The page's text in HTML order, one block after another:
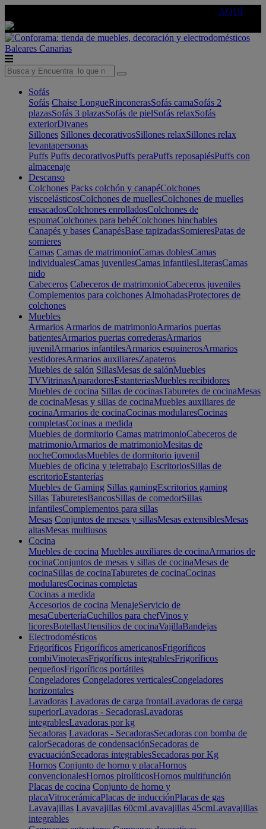
AQUÍ
Baleares Canarias
Sofás
Sofás Chaise LongueRinconerasSofás camaSofás 2
plazasSofás 3 plazasSofás de pielSofás relaxSofás
exteriorDivanes
Sillones Sillones decorativosSillones relaxSillones relax
levantapersonas
Puffs Puffs decorativosPuffs peraPuffs reposapiésPuffs con
almacenaje
Descanso
Colchones Packs colchón y canapéColchones
viscoelásticosColchones de muellesColchones de muelles
ensacadosColchones enrolladosColchones de
espumaColchones para bebéColchones hinchables
Canapés y bases CanapésBase tapizadasSomieresPatas de
somieres
Camas Camas de matrimonioCamas doblesCamas
individualesCamas juvenilesCamas infantilesLiterasCamas
nido
Cabeceros Cabeceros de matrimonioCabeceros juveniles
Complementos para colchones AlmohadasProtectores de
colchones
Muebles
Armarios Armarios de matrimonioArmarios puertas
batientesArmarios puertas correderasArmarios
juvenilArmarios infantilesArmarios esquinerosArmarios
vestidoresArmarios auxiliaresZapateros
Muebles de salón SillasMesas de salónMuebles
TVVitrinasAparadoresEstanteriasMuebles recibidores
Muebles de cocina Sillas de cocinasTaburetes de cocinaMesas
de cocinaMesas y sillas de cocinaMuebles auxiliares de
cocinaArmarios de cocinaCocinas modularesCocinas
completasCocinas a medida
Muebles de dormitorio Camas matrimonioCabeceros de
matrimonioArmarios de matrimonioMesitas de
nocheComodasMuebles de dormitorio juvenil
Muebles de oficina y teletrabajo EscritoriosSillas de
escritorioEstanterías
Muebles de Gaming Sillas gamingEscritorios gaming
Sillas TaburetesBancosSillas de comedorSillas
infantilesComplementos para sillas
Mesas Conjuntos de mesas y sillasMesas extensiblesMesas
altasMesas multiusos
Cocina
Muebles de cocina Muebles auxiliares de cocinaArmarios de
cocinaConjuntos de mesas y sillas de cocinaMesas de
cocinaSillas de cocinaTaburetes de cocinaCocinas
modularesCocinas completas
Cocinas a medida
Accesorios de cocina MenajeServicio de
mesaCuberteríaCuchillos para chefVinos y
licoresBotellasUtensilios de cocinaVajillaBandejas
Electrodomésticos
Frigoríficos Frigoríficos americanosFrigoríficos
combiVinotecasFrigoríficos integrablesFrigoríficos
pequeñosFrigoríficos portátiles
Congeladores Congeladores verticalesCongeladores
horizontales
Lavadoras Lavadoras de carga frontalLavadoras de carga
superiorLavadoras - SecadorasLavadoras
integrablesLavadoras por kg
Secadoras Lavadoras - SecadorasSecadoras con bomba de
calorSecadoras de condensaciónSecadoras de
evacuaciónSecadoras integrablesSecadoras por Kg
Hornos Conjunto de horno y placaHornos
convencionalesHornos pirolíticosHornos multifunción
Placas de cocina Conjunto de horno y
placaVitrocerámicaPlacas de inducciónPlacas de gas
Lavavajillas Lavavajillas 60cmLavavajillas 45cmLavavajillas
integrables